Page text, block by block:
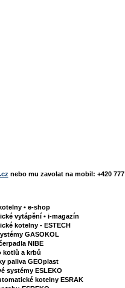
nebo mu zavolat na mobil: +420 777
•e-shop
vytápění •i-magazín
kotelny - ESTECH
GASOKOL
NIBE
kotlů a krbů
paliva GEOplast
systémy ESLEKO
kotelny ESRAK